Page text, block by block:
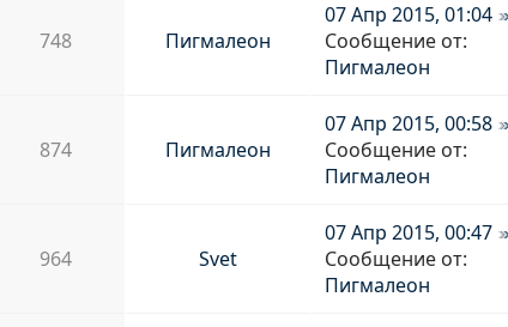
748 Пигмалеон
07 Апр 2015, 01:04
Сообщение от:
Пигмалеон
874 Пигмалеон
07 Апр 2015, 00:58
Сообщение от:
Пигмалеон
964 Svet
07 Апр 2015, 00:47
Сообщение от:
Пигмалеон